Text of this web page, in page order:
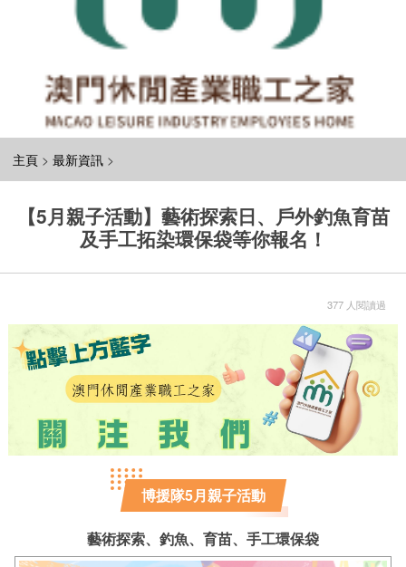
主頁 > 最新資訊 >
【5月親子活動】藝術探索日、戶外釣魚育苗
及手工拓染環保袋等你報名！
377 人閱讀過
博援隊5月親子活動
藝術探索、釣魚、育苗、手工環保袋